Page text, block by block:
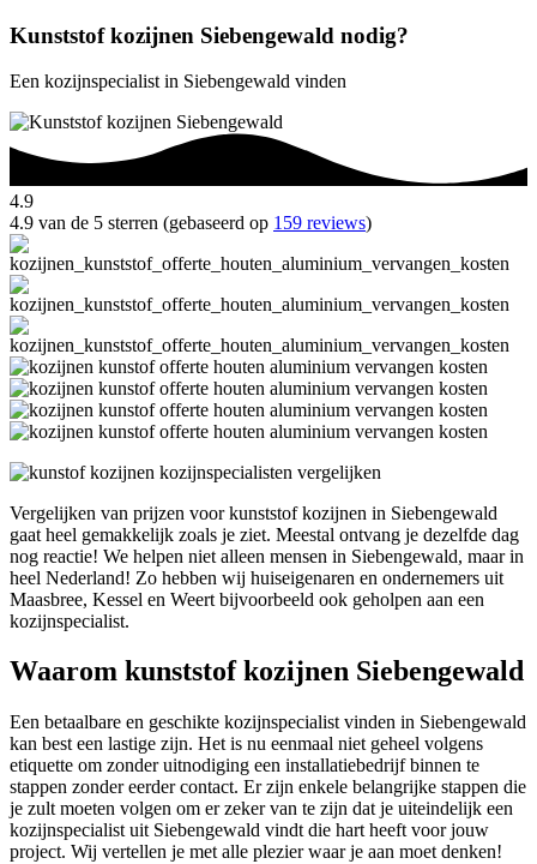
Kunststof kozijnen Siebengewald nodig?
Een kozijnspecialist in Siebengewald vinden
4.9
4.9 van de 5 sterren (gebaseerd op 159 reviews)
Vergelijken van prijzen voor kunststof kozijnen in Siebengewald
gaat heel gemakkelijk zoals je ziet. Meestal ontvang je dezelfde dag
nog reactie! We helpen niet alleen mensen in Siebengewald, maar in
heel Nederland! Zo hebben wij huiseigenaren en ondernemers uit
Maasbree, Kessel en Weert bijvoorbeeld ook geholpen aan een
kozijnspecialist.
Waarom kunststof kozijnen Siebengewald
Een betaalbare en geschikte kozijnspecialist vinden in Siebengewald
kan best een lastige zijn. Het is nu eenmaal niet geheel volgens
etiquette om zonder uitnodiging een installatiebedrijf binnen te
stappen zonder eerder contact. Er zijn enkele belangrijke stappen die
je zult moeten volgen om er zeker van te zijn dat je uiteindelijk een
kozijnspecialist uit Siebengewald vindt die hart heeft voor jouw
project. Wij vertellen je met alle plezier waar je aan moet denken!